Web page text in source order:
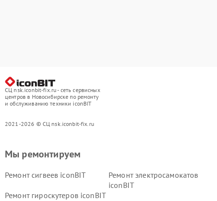
СЦ nsk.iconbit-fix.ru - сеть сервисных
центров в Новосибирске по ремонту
и обслуживанию техники iconBIT
2021-2026 © СЦ nsk.iconbit-fix.ru
Мы ремонтируем
Ремонт сигвеев iconBIT
Ремонт электросамокатов
iconBIT
Ремонт гироскутеров iconBIT